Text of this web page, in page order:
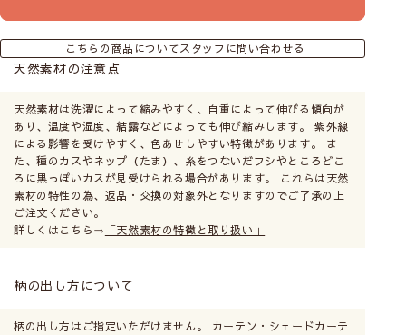
こちらの商品についてスタッフに問い合わせる
天然素材の注意点
天然素材は洗濯によって縮みやすく、自重によって伸びる傾向が
あり、温度や湿度、結露などによっても伸び縮みします。 紫外線
による影響を受けやすく、色あせしやすい特徴があります。 ま
た、種のカスやネップ（たま）、糸をつないだフシやところどこ
ろに黒っぽいカスが見受けられる場合があります。 これらは天然
素材の特性の為、返品・交換の対象外となりますのでご了承の上
ご注文ください。
詳しくはこちら⇒ 「天然素材の特徴と取り扱い」
柄の出し方について
柄の出し方はご指定いただけません。 カーテン・シェードカーテ